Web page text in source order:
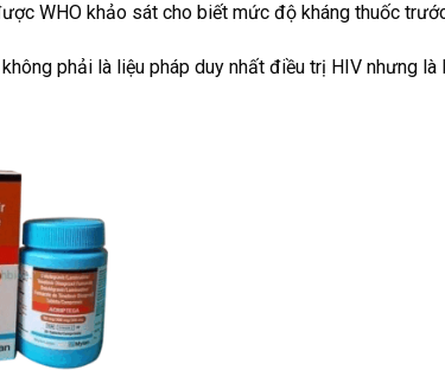
WHO khảo sát cho biết mức độ kháng thuốc
phải là liệu pháp duy nhất điều trị HIV nhưng là